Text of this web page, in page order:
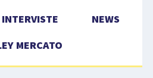
NEWS
MERCATO